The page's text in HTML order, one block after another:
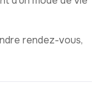
rendez-vous,